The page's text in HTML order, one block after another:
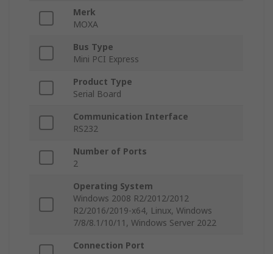
Merk
MOXA
Bus Type
Mini PCI Express
Product Type
Serial Board
Communication Interface
RS232
Number of Ports
2
Operating System
Windows 2008 R2/2012/2012
R2/2016/2019-x64, Linux, Windows
7/8/8.1/10/11, Windows Server 2022
Connection Port